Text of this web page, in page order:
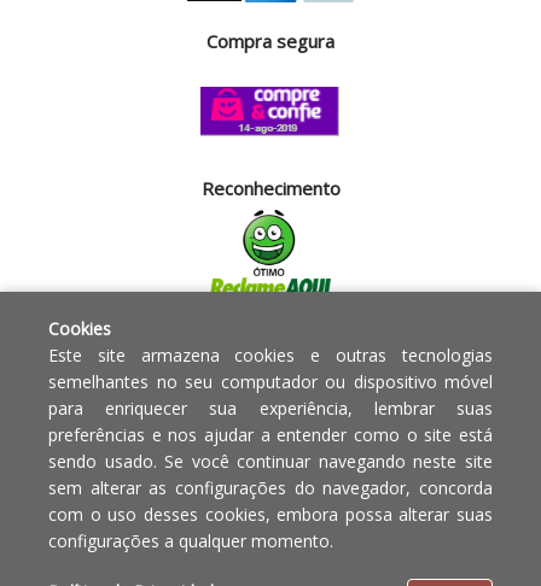
Compra segura
Reconhecimento
Powered by:
Copyright © 2010 - 2017 Razão
social Blumenau - RA OBJETOS PARA
O LAR EIRELI CNPJ -
Em caso de divergência de
preços, o valor válido é o do
Cookies
Este site armazena cookies e outras tecnologias
semelhantes no seu computador ou dispositivo móvel
para enriquecer sua experiência, lembrar suas
preferências e nos ajudar a entender como o site está
sendo usado. Se você continuar navegando neste site
sem alterar as configurações do navegador, concorda
com o uso desses cookies, embora possa alterar suas
configurações a qualquer momento.